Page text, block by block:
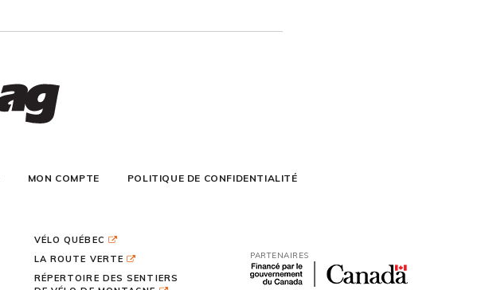
MON COMPTE POLITIQUE DE CONFIDENTIALITÉ
VÉLO QUÉBEC
LA ROUTE VERTE
RÉPERTOIRE DES SENTIERS
PARTENAIRES